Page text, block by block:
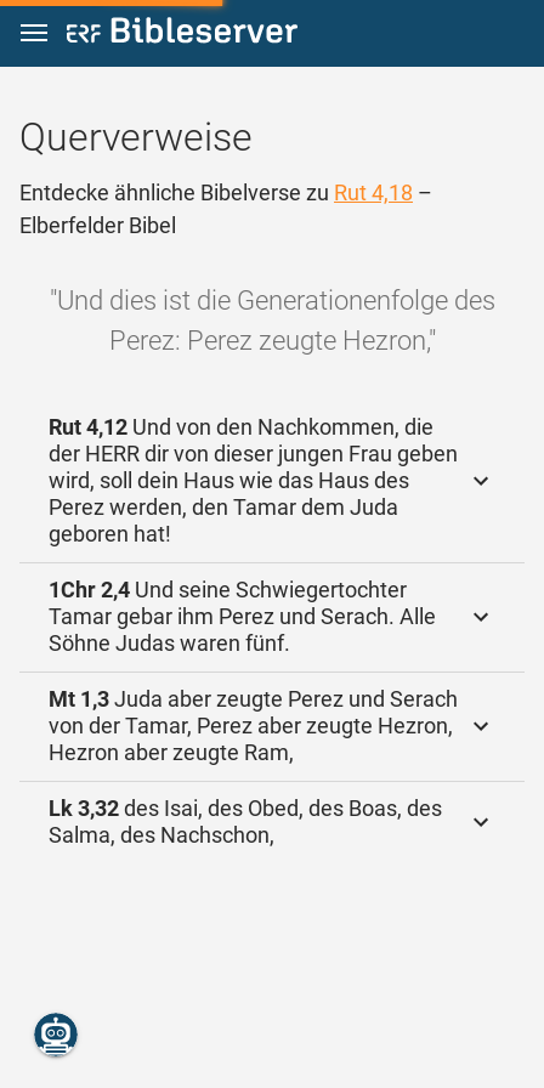
Zum Inhalt springen
Querverweise
Entdecke ähnliche Bibelverse zu Rut 4,18 –
Elberfelder Bibel
"Und dies ist die Generationenfolge des
Perez: Perez zeugte Hezron,"
Rut 4,12 Und von den Nachkommen, die
der HERR dir von dieser jungen Frau geben
wird, soll dein Haus wie das Haus des
Perez werden, den Tamar dem Juda
geboren hat!
1Chr 2,4 Und seine Schwiegertochter
Tamar gebar ihm Perez und Serach. Alle
Söhne Judas waren fünf.
Mt 1,3Juda aber zeugte Perez und Serach
von der Tamar, Perez aber zeugte Hezron,
Hezron aber zeugte Ram,
Lk 3,32des Isai, des Obed, des Boas, des
Salma, des Nachschon,